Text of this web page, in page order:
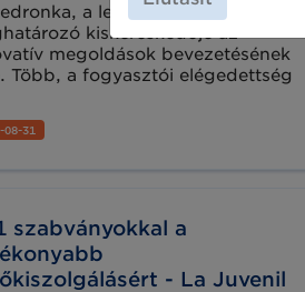
a lengyel piac egyik
kiskereskedője az
megoldások bevezetésének
Több, a fogyasztói elégedettség
a vállalkozás, köztük a
DataBar-t is, melynek
08-31
szabványokkal a
- La Juvenil